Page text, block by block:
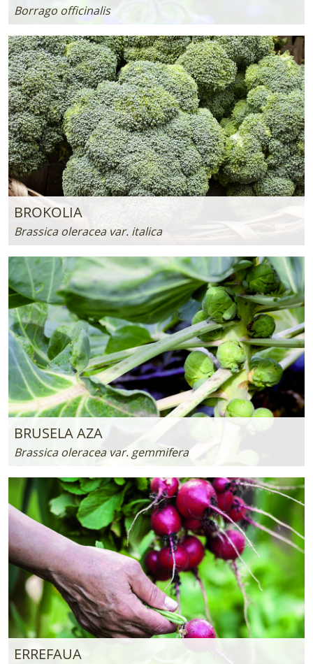
Borrago officinalis
BROKOLIA
Brassica oleracea var. italica
BRUSELA AZA
Brassica oleracea var. gemmifera
ERREFAUA